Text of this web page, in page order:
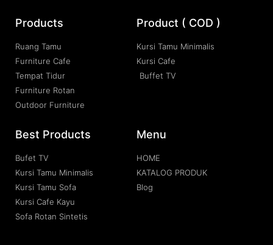
Products
Ruang Tamu
Furniture Cafe
Tempat Tidur
Furniture Rotan
Outdoor Furniture
Product ( COD )
Kursi Tamu Minimalis
Kursi Cafe
Buffet TV
Best Products
Bufet TV
Kursi Tamu Minimalis
Kursi Tamu Sofa
Kursi Cafe Kayu
Sofa Rotan Sintetis
Menu
HOME
KATALOG PRODUK
Blog